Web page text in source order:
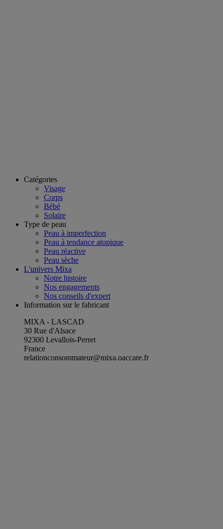
Catégories
Visage
Corps
Bébé
Solaire
Type de peau
Peau à imperfection
Peau à tendance atopique
Peau réactive
Peau sèche
L'univers Mixa
Notre histoire
Nos engagements
Nos conseils d'expert
Information sur le fabricant
MIXA - LASCAD
30 Rue d'Alsace
92300 Levallois-Perret
France
relationconsommateur@mixa.oaccare.fr